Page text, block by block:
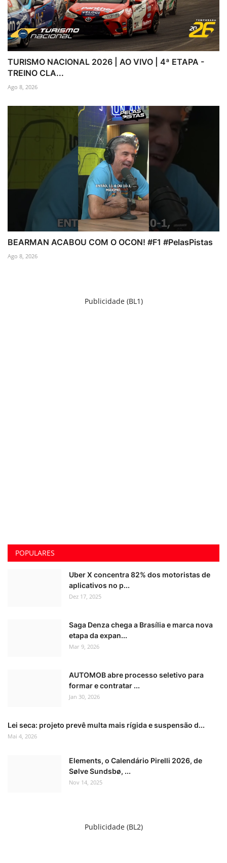
TURISMO NACIONAL 2026 | AO VIVO | 4ª ETAPA -
TREINO CLA...
Ago 8, 2026
BEARMAN ACABOU COM O OCON! #F1 #PelasPistas
Ago 8, 2026
Publicidade (BL1)
POPULARES
Uber X concentra 82% dos motoristas de
aplicativos no p...
Dez 17, 2025
Saga Denza chega a Brasília e marca nova
etapa da expan...
Mar 9, 2026
AUTOMOB abre processo seletivo para
formar e contratar ...
Jan 30, 2026
Lei seca: projeto prevê multa mais rígida e suspensão d...
Mai 4, 2026
Elements, o Calendário Pirelli 2026, de
Sølve Sundsbø, ...
Nov 14, 2025
Publicidade (BL2)